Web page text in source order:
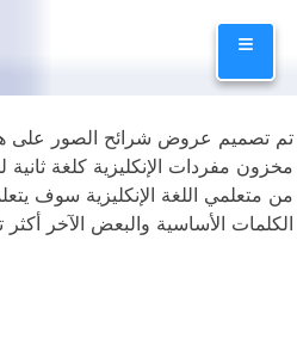
≡
تم تصميم عروض شرائح الصور على
مخزون مفردات الإنكليزية كلغة
الكلمات الأساسية والبعض الآخر
“القمر” و “النجوم” إلى “تلسكوب” و